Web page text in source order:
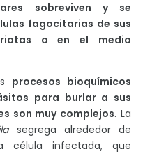
sobreviven y se
fagocitarias de sus
o en el medio
procesos bioquímicos
para burlar a sus
son muy complejos. La
segrega alrededor de
célula infectada, que